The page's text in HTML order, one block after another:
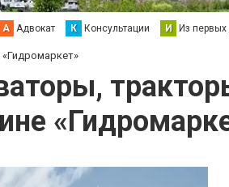
А Адвокат К Консультации И Из первых